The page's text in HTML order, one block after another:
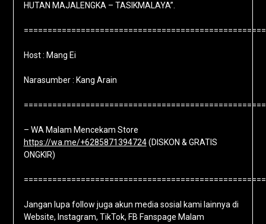
HUTAN MAJALENGKA – TASIKMALAYA”.
Host : Mang Ei
Narasumber : Kang Arain
– WA Malam Mencekam Store
https://wa.me/+6285871394724(DISKON & GRATIS
ONGKIR)
Jangan lupa follow juga akun media sosial kami lainnya di
Website, Instagram, TikTok, FB Fanspage Malam